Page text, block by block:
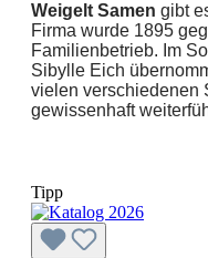
Weigelt Samen gibt
Firma wurde 1895
Familienbetrieb. Im
Sibylle Eich
vielen verschiedenen
gewissenhaft
Tipp